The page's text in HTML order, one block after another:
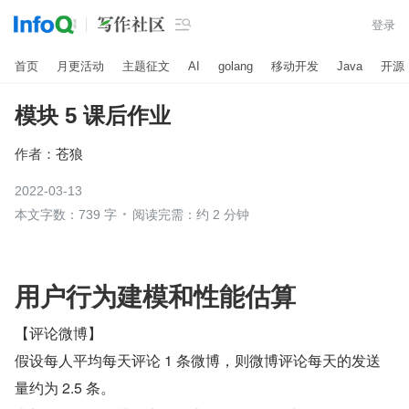
 登录
首页 月更活动 主题征文 AI golang 移动开发 Java 开源
模块 5 课后作业
作者： 苍狼
2022-03-13
本文字数：739 字
阅读完需：约 2 分钟
用户行为建模和性能估算
【评论微博】
假设每人平均每天评论 1 条微博，则微博评论每天的发送
量约为 2.5 条。